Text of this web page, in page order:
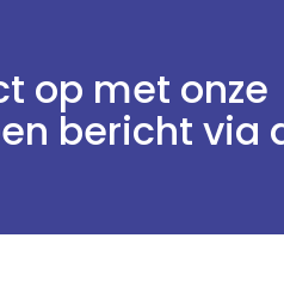
op met onze
bericht via